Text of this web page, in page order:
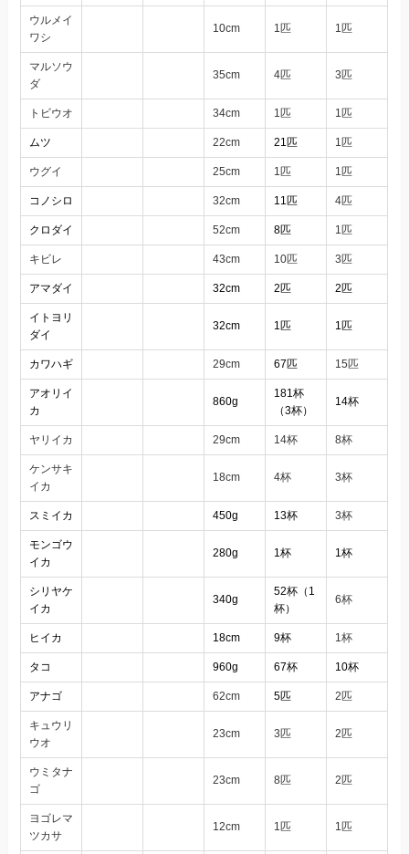
ウルメイ
ワシ
10cm 1匹 1匹
マルソウ
ダ
35cm 4匹 3匹
トビウオ 34cm 1匹 1匹
ムツ 22cm 21匹 1匹
ウグイ 25cm 1匹 1匹
コノシロ 32cm 11匹 4匹
クロダイ 52cm 8匹 1匹
キビレ 43cm 10匹 3匹
アマダイ 32cm 2匹 2匹
イトヨリ
ダイ
32cm 1匹 1匹
カワハギ 29cm 67匹 15匹
アオリイ
カ
860g
181杯
（3杯）
14杯
ヤリイカ 29cm 14杯 8杯
ケンサキ
イカ
18cm 4杯 3杯
スミイカ 450g 13杯 3杯
モンゴウ
イカ
280g 1杯 1杯
シリヤケ
イカ
340g
52杯（1
杯）
6杯
ヒイカ 18cm 9杯 1杯
タコ 960g 67杯 10杯
アナゴ 62cm 5匹 2匹
キュウリ
ウオ
23cm 3匹 2匹
ウミタナ
ゴ
23cm 8匹 2匹
ヨゴレマ
ツカサ
12cm 1匹 1匹